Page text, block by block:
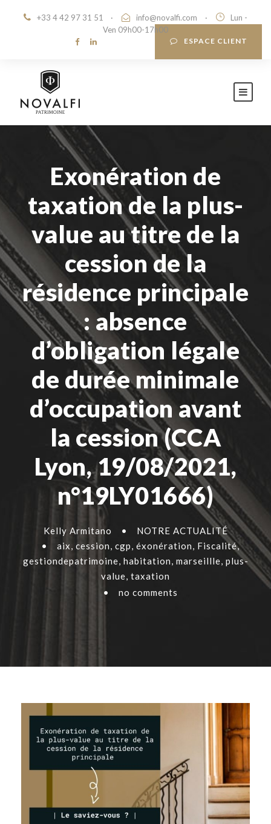
+33 4 42 97 31 51 · info@novalfi.com ·
Lun -
Ven 09h00-17h00
ESPACE CLIENT
Exonération de
taxation de la plus-
value au titre de la
cession de la
résidence principale
: absence
d’obligation légale
de durée minimale
d’occupation avant
la cession (CCA
Lyon, 19/08/2021,
n°19LY01666)
Kelly Armitano •
NOTRE ACTUALITÉ
•
aix, cession, cgp, éxonération, Fiscalité,
gestiondepatrimoine, habitation, marseillle, plus-
value, taxation
•
no comments